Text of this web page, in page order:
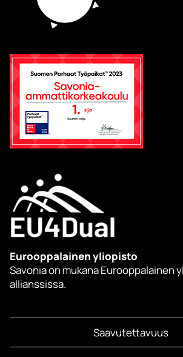
Eurooppalainen yliopisto
Savonia on mukana Eurooppalainen
allianssissa.
Saavutettavuus